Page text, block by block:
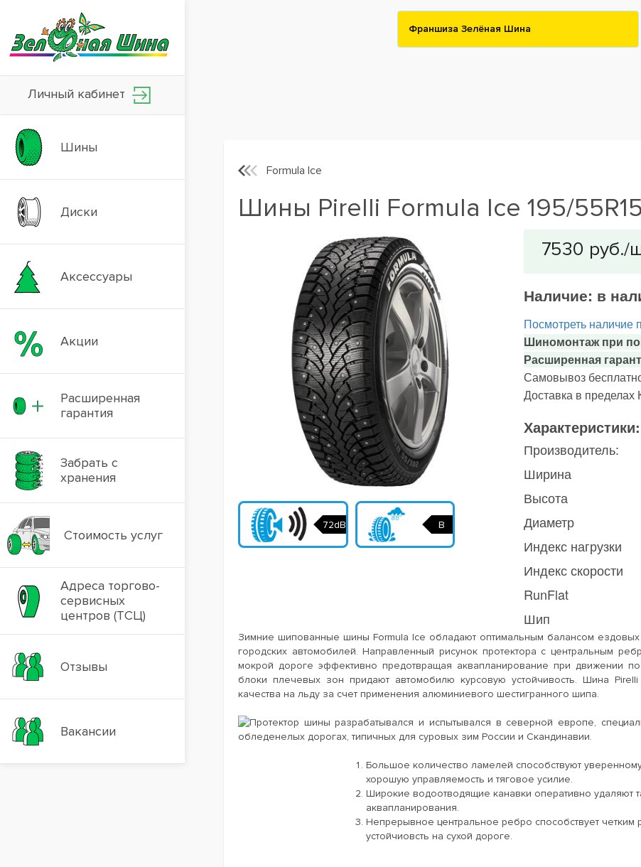
Личный кабинет
Шины
Диски
Аксессуары
Акции
Расширенная
гарантия
Забрать с
хранения
Стоимость услуг
Адреса торгово-
сервисных
центров (ТСЦ)
Отзывы
Вакансии
Франшиза Зелёная Шина
Formula Ice
Шины Pirelli Formula Ice 195/
72dB B
Наличие: в
Посмотреть наличие
Шиномонтаж при
Расширенная
Самовывоз
Доставка в
Характеристики:
Производитель:
Ширина
Высота
Диаметр
Индекс нагрузки
Индекс скорости
RunFlat
Шип
Зимние шипованные шины Formula Ice обладают оптимальным балансом ездовых
городских автомобилей. Направленный рисунок протектора с центральным
мокрой дороге эффективно предотвращая аквапланирование при движении
блоки плечевых зон придают автомобилю курсовую устойчивость. Шина
качества на льду за счет применения алюминиевого шестигранного шипа.
Протектор шины разрабатывался и испытывался в северной европе,
обледенелых дорогах, типичных для суровых зим России и Скандинавии.
Большое количество ламелей способствуют
хорошую управляемость и тяговое усилие.
Широкие водоотводящие канавки оперативно удаляют
аквапланирования.
Непрерывное центральное ребро способствует
устойчиовсть на сухой дороге.